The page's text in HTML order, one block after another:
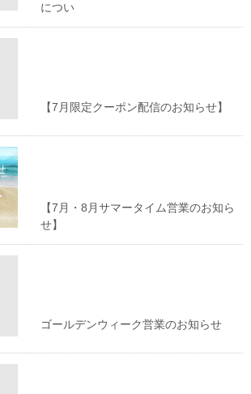
につい
【7月限定クーポン配信のお知らせ】
【7月・8月サマータイム営業のお知ら
せ】
ゴールデンウィーク営業のお知らせ